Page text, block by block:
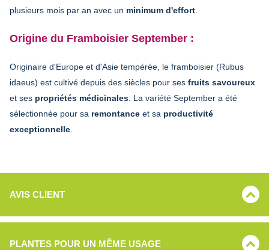
plusieurs mois par an avec un minimum d'effort
Origine du Framboisier September :
Originaire d'Europe et d'Asie tempérée, le framboisier (Rubus
idaeus) est cultivé depuis des siècles pour ses fruits savoureux
et ses propriétés médicinales . La variété September a été
sélectionnée pour sa remontance et sa productivité
exceptionnelle
AVIS CLIENT
PLANTES POUR UN MÊME USAGE